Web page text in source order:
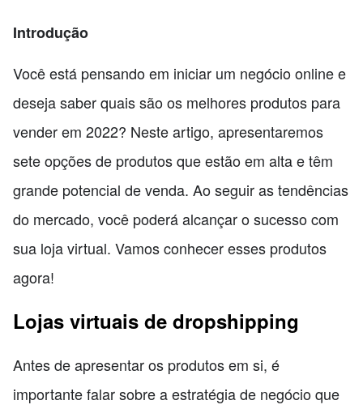
Introdução
Você está pensando em iniciar um negócio online e
deseja saber quais são os melhores produtos para
vender em 2022? Neste artigo, apresentaremos
sete opções de produtos que estão em alta e têm
grande potencial de venda. Ao seguir as tendências
do mercado, você poderá alcançar o sucesso com
sua loja virtual. Vamos conhecer esses produtos
agora!
Lojas virtuais de dropshipping
Antes de apresentar os produtos em si, é
importante falar sobre a estratégia de negócio que